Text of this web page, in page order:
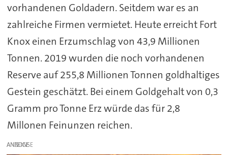
vorhandenen Goldadern. Seitdem war es an
zahlreiche Firmen vermietet. Heute erreicht Fort
Knox einen Erzumschlag von 43,9 Millionen
Tonnen. 2019 wurden die noch vorhandenen
Reserve auf 255,8 Millionen Tonnen goldhaltiges
Gestein geschätzt. Bei einem Goldgehalt von 0,3
Gramm pro Tonne Erz würde das für 2,8
Millonen Feinunzen reichen.
ANZEIGE